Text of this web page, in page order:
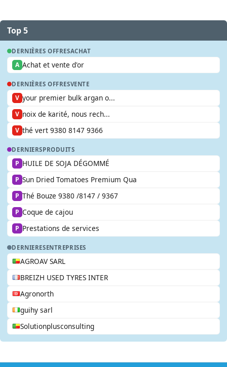
Top 5
DERNIÈRES OFFRESACHAT
A Achat et vente d'or
DERNIÈRES OFFRESVENTE
V your premier bulk argan o...
V noix de karité, nous rech...
V thé vert 9380 8147 9366
DERNIERSPRODUITS
P HUILE DE SOJA DÉGOMMÉ
P Sun Dried Tomatoes Premium Qua
P Thé Bouze 9380 /8147 / 9367
P Coque de cajou
P Prestations de services
DERNIERESENTREPRISES
AGROAV SARL
BREIZH USED TYRES INTER
Agronorth
guihy sarl
Solutionplusconsulting